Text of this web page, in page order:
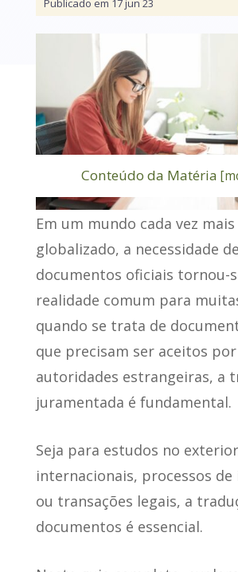
Conteúdo da Matéria [
Em um mundo cada vez mais
globalizado, a necessidade
documentos oficiais tornou-
realidade comum para
quando se trata de
que precisam ser aceitos por
autoridades estrangeiras, a
juramentada é fundamental.
Seja para estudos no
internacionais, processos de
ou transações legais, a
documentos é essencial.